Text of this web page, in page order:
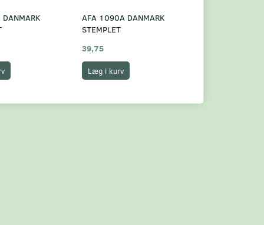
AFA 1090A DANMARK
STEMPLET
39,75
Læg i kurv